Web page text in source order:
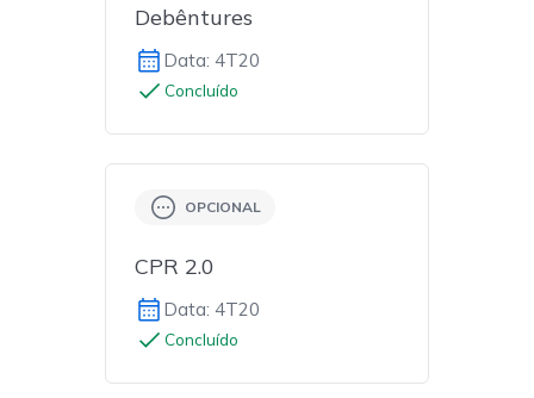
Debêntures
Data: 4T20
Concluído
OPCIONAL
CPR 2.0
Data: 4T20
Concluído